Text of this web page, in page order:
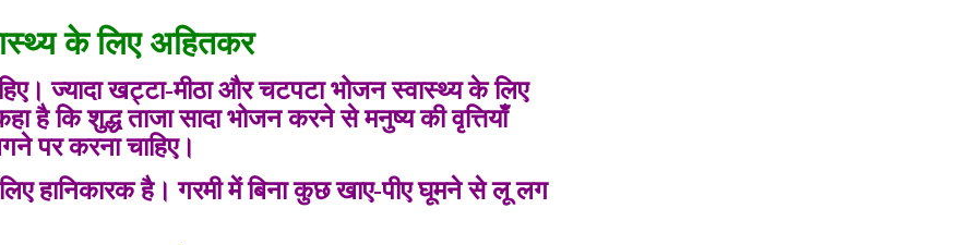
के लिए अहितकर
ज्यादा खट्टा-मीठा और चटपटा भोजन स्वास्थ्य के लिए
है कि शुद्ध ताजा सादा भोजन करने से मनुष्य की वृत्तियाँ
पर करना चाहिए।
हानिकारक है। गरमी में बिना कुछ खाए-पीए घूमने से लू लग